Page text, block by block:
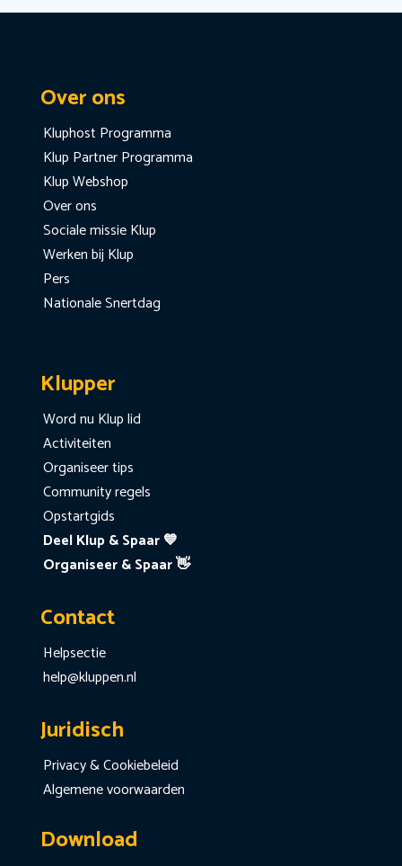
Over ons
Kluphost Programma
Klup Partner Programma
Klup Webshop
Over ons
Sociale missie Klup
Werken bij Klup
Pers
Nationale Snertdag
Klupper
Word nu Klup lid
Activiteiten
Organiseer tips
Community regels
Opstartgids
Deel Klup & Spaar 💙
Organiseer & Spaar 👋
Contact
Helpsectie
help@kluppen.nl
Juridisch
Privacy & Cookiebeleid
Algemene voorwaarden
Download